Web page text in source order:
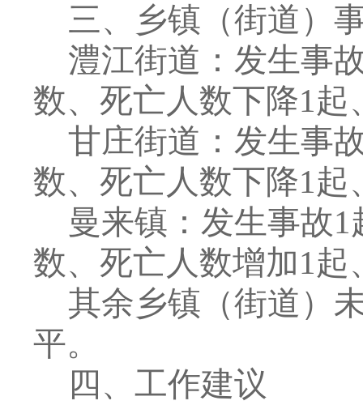
三、乡镇（街道）
澧江街道： 发生事
数、死亡人数下降1起
甘庄街道： 发生事
数、死亡人数下降1起
曼来镇： 发生事故1
数、死亡人数增加1起
其余乡镇（街道）
平。
四、工作建议